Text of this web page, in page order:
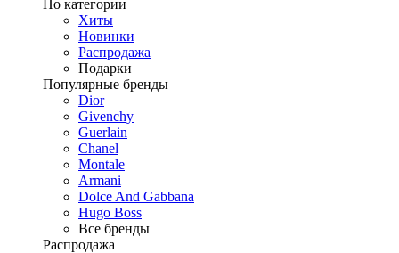
По категории
Хиты
Новинки
Распродажа
Подарки
Популярные бренды
Dior
Givenchy
Guerlain
Chanel
Montale
Armani
Dolce And Gabbana
Hugo Boss
Все бренды
Распродажа